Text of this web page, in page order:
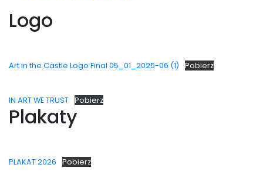
Logo
Art in the Castle Logo Final 05_01_2025-06 (1) Pobierz
IN ART WE TRUST Pobierz
Plakaty
PLAKAT 2026 Pobierz